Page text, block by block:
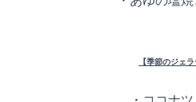
【季節のジェラ